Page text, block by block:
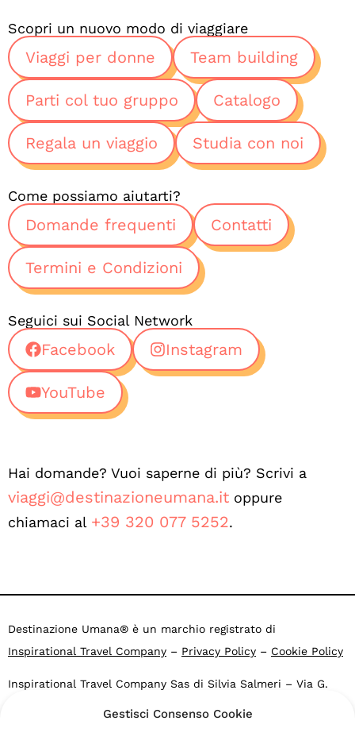
Gestisci Consenso Cookie
Scopri un nuovo modo di viaggiare
Viaggi per donne Team building
Parti col tuo gruppo Catalogo
Regala un viaggio Studia con noi
Come possiamo aiutarti?
Domande frequenti Contatti
Termini e Condizioni
Seguici sui Social Network
Facebook Instagram
YouTube
Hai domande? Vuoi saperne di più? Scrivi a
viaggi@destinazioneumana.it oppure
chiamaci al +39 320 077 5252.
Destinazione Umana® è un marchio registrato di
Inspirational Travel Company – Privacy Policy – Cookie Policy
Inspirational Travel Company Sas di Silvia Salmeri – Via G.